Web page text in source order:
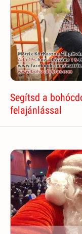
Segítsd a
felajánlással